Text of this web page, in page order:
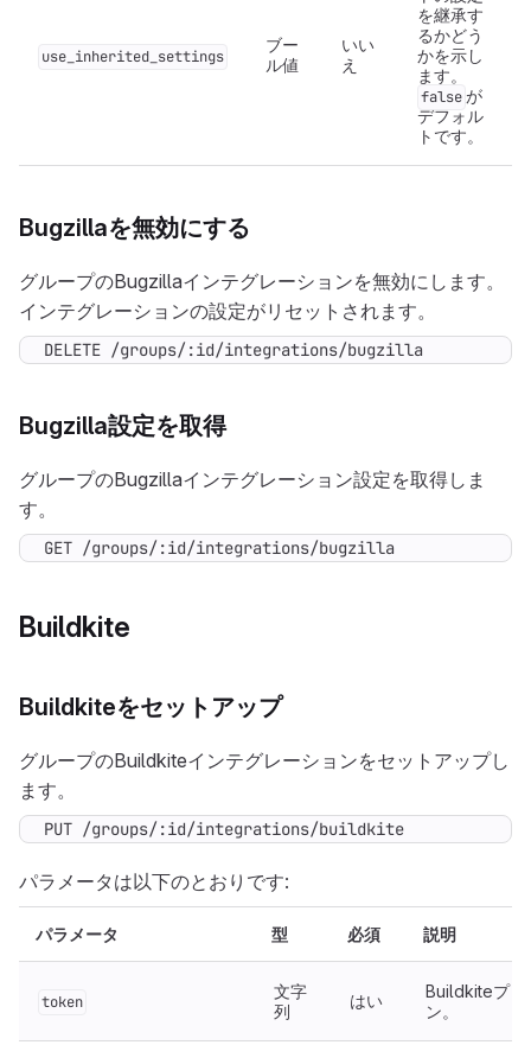
use_inherited_settings
ブー
ル値
いい
え
を継承す
るかどう
かを示し
ます。
falseが
デフォル
トです。
Bugzillaを無効にする
グループのBugzillaインテグレーションを無効にします。
インテグレーションの設定がリセットされます。
DELETE /groups/:id/integrations/bugzilla
Bugzilla設定を取得
グループのBugzillaインテグレーション設定を取得しま
す。
GET /groups/:id/integrations/bugzilla
Buildkite
Buildkiteをセットアップ
グループのBuildkiteインテグレーションをセットアップし
ます。
PUT /groups/:id/integrations/buildkite
パラメータは以下のとおりです:
パラメータ 型 必須 説明
token
文字
列
はい
Buildkiteプロ
ン。